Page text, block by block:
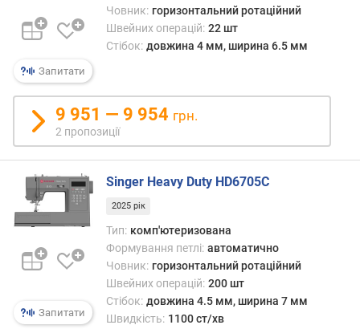
і
с
ь
п
е
т
(
ш
т
м
с
Запитати
Човник: горизонтальний ротаційний
Швейних операцій: 22 шт
Стібок: довжина 4 мм, ширина 6.5 мм
9 951 — 9 954 грн.
2 пропозиції
Запитати
Singer Heavy Duty HD6705C
2025 рік
Тип: комп'ютеризована
Формування петлі: автоматично
Човник: горизонтальний ротаційний
Швейних операцій: 200 шт
Стібок: довжина 4.5 мм, ширина 7 мм
Швидкість: 1100 ст/хв